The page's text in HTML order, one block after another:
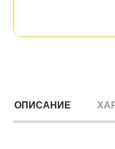
ОПИСАНИЕ